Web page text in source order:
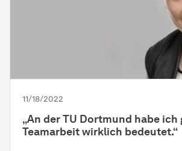
11/18/2022
„An der TU Dortmund habe ich
Teamarbeit wirklich bedeutet.“